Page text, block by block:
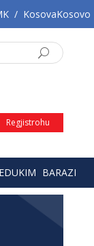
/ KosovaKosovo
Regjistrohu
EDUKIM BARAZI